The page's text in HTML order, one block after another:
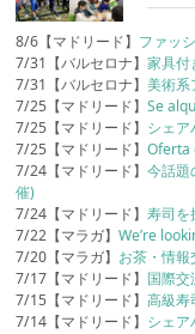
8/6【マドリード】 ファッ
7/31【バルセロナ】家具付
7/31【バルセロナ】美術系
7/25【マドリード】Se
7/25【マドリード】 シェ
7/25【マドリード】Oferta
7/24【マドリード】今話題
催)
7/24【マドリード】寿司を
7/22【マラガ】We’re
7/20【マラガ】 お茶・情
7/17【マドリード】 国際
7/15【マドリード】高級寿
7/14【マドリード】 シェ